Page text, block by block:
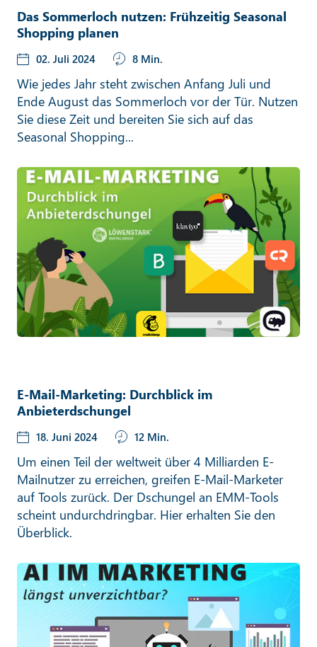
Das Sommerloch nutzen: Frühzeitig Seasonal
Shopping planen
02. Juli 2024 8 Min.
Wie jedes Jahr steht zwischen Anfang Juli und
Ende August das Sommerloch vor der Tür. Nutzen
Sie diese Zeit und bereiten Sie sich auf das
Seasonal Shopping...
E-Mail-Marketing: Durchblick im
Anbieterdschungel
18. Juni 2024 12 Min.
Um einen Teil der weltweit über 4 Milliarden E-
Mailnutzer zu erreichen, greifen E-Mail-Marketer
auf Tools zurück. Der Dschungel an EMM-Tools
scheint undurchdringbar. Hier erhalten Sie den
Überblick.